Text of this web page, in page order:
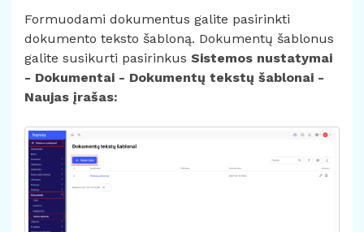
Formuodami dokumentus galite pasirinkti
dokumento teksto šabloną. Dokumentų šablonus
galite susikurti pasirinkus Sistemos nustatymai
- Dokumentai - Dokumentų tekstų šablonai -
Naujas įrašas: